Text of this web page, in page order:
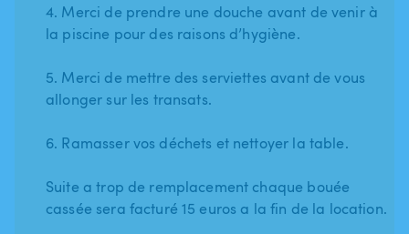
4. Merci de prendre une douche avant de venir à
la piscine pour des raisons d’hygiène.
5. Merci de mettre des serviettes avant de vous
allonger sur les transats.
6. Ramasser vos déchets et nettoyer la table.
Suite a trop de remplacement chaque bouée
cassée sera facturé 15 euros a la fin de la location.